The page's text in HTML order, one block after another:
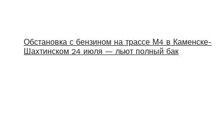
Обстановка с бензином на трассе М4 в Каменске-
Шахтинском 24 июля — льют полный бак